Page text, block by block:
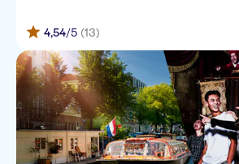
4,54/5 (13)